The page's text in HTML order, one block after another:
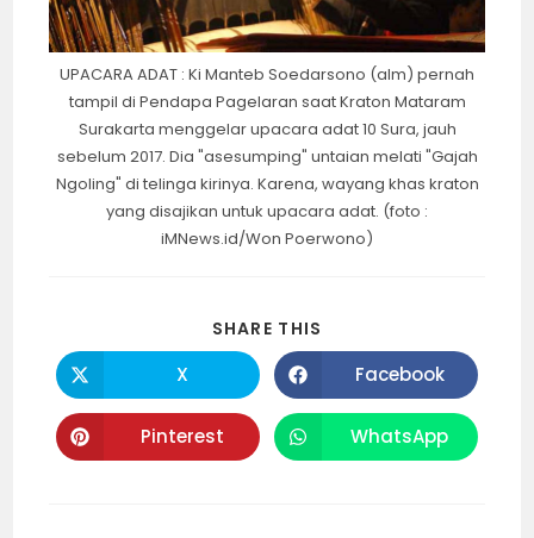
UPACARA ADAT : Ki Manteb Soedarsono (alm) pernah
tampil di Pendapa Pagelaran saat Kraton Mataram
Surakarta menggelar upacara adat 10 Sura, jauh
sebelum 2017. Dia "asesumping" untaian melati "Gajah
Ngoling" di telinga kirinya. Karena, wayang khas kraton
yang disajikan untuk upacara adat. (foto :
iMNews.id/Won Poerwono)
SHARE THIS
Opens
in
a
new
window
X Opens
in
a
new
window
Facebook
Opens
in
Pinterest Opens
in
WhatsApp